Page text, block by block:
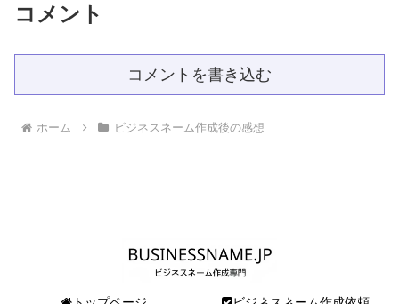
コメント
コメントを書き込む
ホーム ビジネスネーム作成後の感想